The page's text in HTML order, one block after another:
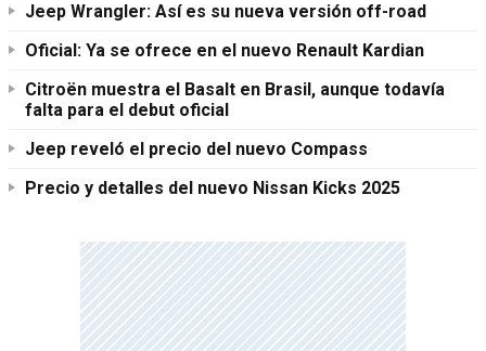
Jeep Wrangler: Así es su nueva versión off-road
Oficial: Ya se ofrece en el nuevo Renault Kardian
Citroën muestra el Basalt en Brasil, aunque todavía
falta para el debut oficial
Jeep reveló el precio del nuevo Compass
Precio y detalles del nuevo Nissan Kicks 2025